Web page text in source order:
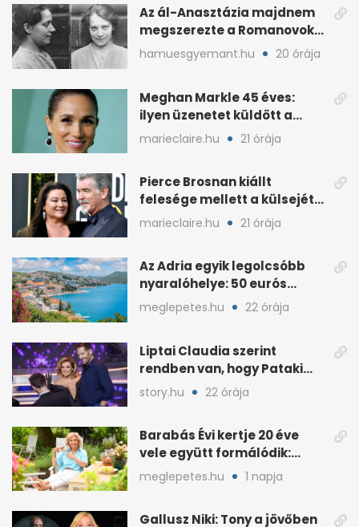
Az ál-Anasztázia majdnem
megszerezte a Romanovok
örökségét
hamuesgyemant.hu 20 órája
Meghan Markle 45 éves:
ilyen üzenetet küldött a
királyi család
marieclaire.hu 21 órája
Pierce Brosnan kiállt
felesége mellett a külsejét
ért bántások után
marieclaire.hu 21 órája
Az Adria egyik legolcsóbb
nyaralóhelye: 50 eurós
apartman, 1 eurós kávé
meglepetes.hu 22 órája
Liptai Claudia szerint
rendben van, hogy Pataki
Ádám más nőért rajong
story.hu 22 órája
Barabás Évi kertje 20 éve
vele együtt formálódik:
„Szimbiózisban élünk”
meglepetes.hu 1 napja
Gallusz Niki: Tony a jövőben